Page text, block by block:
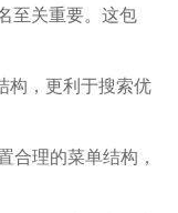
至关重要。这包
构，更利于搜索优
合理的菜单结构，